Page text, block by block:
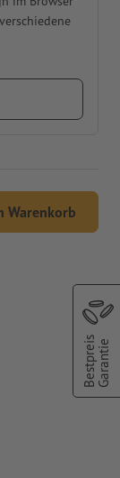
Warenkorb
BestpreisGarantie